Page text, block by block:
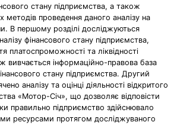
стану підприємства, а також
методів проведення даного аналізу на
В першому розділі досліджуються
фінансового стану підприємства,
платоспроможності та ліквідності
вивчається інформаційно-правова база
стану підприємства. Другий
аналізу та оцінці діяльності відкритого
«Мотор-Січ», що дозволяє відповісти
правильно підприємство здійснювало
ресурсами протягом досліджуваного